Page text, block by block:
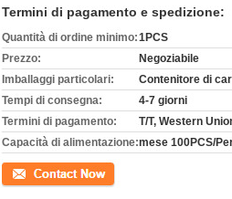
Termini di pagamento e spedizione:
Quantità di ordine minimo:1PCS
Prezzo:
Negoziabile
Imballaggi particolari:
Contenitore di
Tempi di consegna:
4-7 giorni
Termini di pagamento:
T/T, Western
Capacità di alimentazione:mese 100PCS/
Contatto